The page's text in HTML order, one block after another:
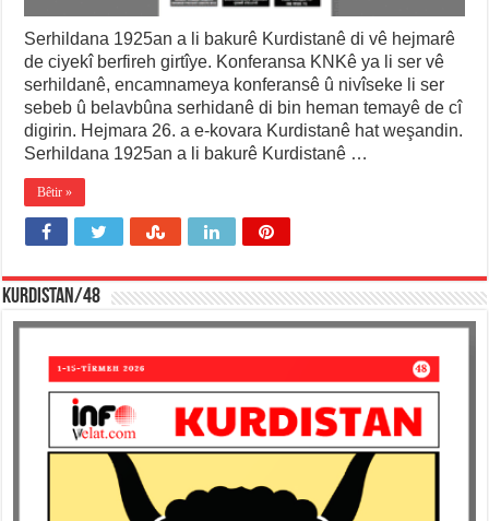
Serhildana 1925an a li bakurê Kurdistanê di vê hejmarê
de ciyekî berfireh girtîye. Konferansa KNKê ya li ser vê
serhildanê, encamnameya konferansê û nivîseke li ser
sebeb û belavbûna serhidanê di bin heman temayê de cî
digirin. Hejmara 26. a e-kovara Kurdistanê hat weşandin.
Serhildana 1925an a li bakurê Kurdistanê …
Bêtir »
KURDISTAN/48